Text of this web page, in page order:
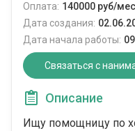
Оплата: 140000 руб/мес
Дата создания:
Дата начала работы:
Связаться с
Описание
Ищу помощницу по